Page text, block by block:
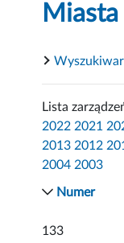
Lista
2022 2021
2013 2012
2004 2003
Numer
133